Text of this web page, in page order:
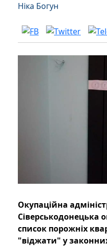
Ніка Богун
Окупаційна
Сіверськодонецька
список порожніх
"віджати" у